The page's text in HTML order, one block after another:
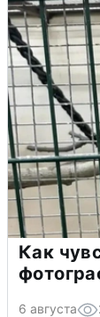
Как
6 августа